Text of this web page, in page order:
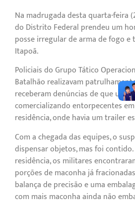
Na madrugada desta quarta-feira
do Distrito Federal prendeu um
posse irregular de arma de fogo e
Itapoã.
Policiais do Grupo Tático
Batalhão realizavam
receberam denúncias de que um
comercializando entorpecentes
residência, onde havia um trailer
Com a chegada das equipes, o
dispensar objetos, mas foi
residência, os militares
porções de maconha já
balança de precisão e uma
com mais maconha ainda não